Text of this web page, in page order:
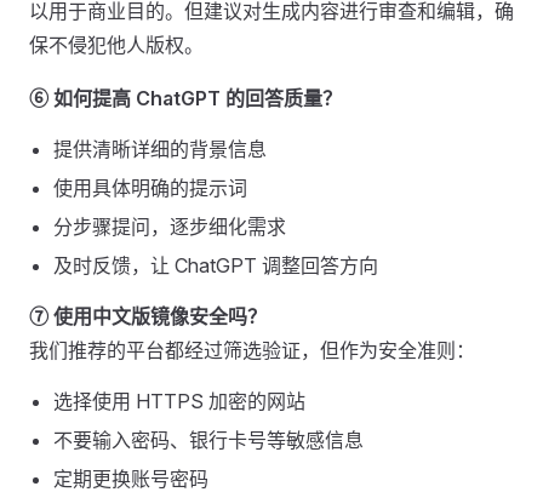
以用于商业目的。但建议对生成内容进行审查和编辑，确
保不侵犯他人版权。
⑥ 如何提高 ChatGPT 的回答质量？
提供清晰详细的背景信息
使用具体明确的提示词
分步骤提问，逐步细化需求
及时反馈，让 ChatGPT 调整回答方向
⑦ 使用中文版镜像安全吗？
我们推荐的平台都经过筛选验证，但作为安全准则：
选择使用 HTTPS 加密的网站
不要输入密码、银行卡号等敏感信息
定期更换账号密码